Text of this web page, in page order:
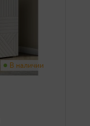
В наличии